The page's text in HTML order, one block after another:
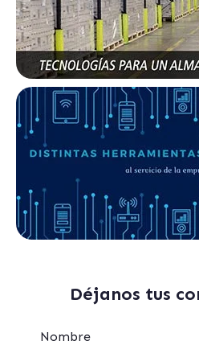
Déjanos tus
Nombre